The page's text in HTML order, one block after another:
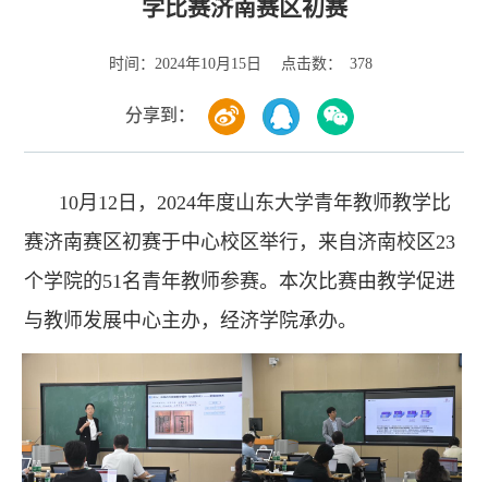
学比赛济南赛区初赛
时间： 2024年10月15日 点击数： 378
分享到：
10月12日，2024年度山东大学青年教师教学比
赛济南赛区初赛于中心校区举行，来自济南校区23
个学院的51名青年教师参赛。本次比赛由教学促进
与教师发展中心主办，经济学院承办。